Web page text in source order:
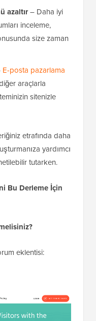
azaltır– Daha iyi
inceleme,
size zaman
E-posta pazarlama
araçlarla
sitenizle
etrafında daha
yardımcı
tutarken.
Bu Derleme İçin
eklentisi: